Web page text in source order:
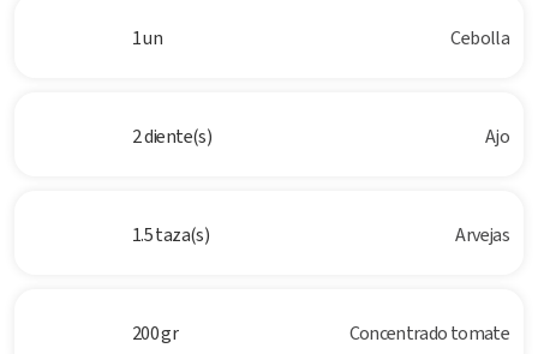
1 un Cebolla
2 diente(s) Ajo
1.5 taza(s) Arvejas
200 gr Concentrado tomate